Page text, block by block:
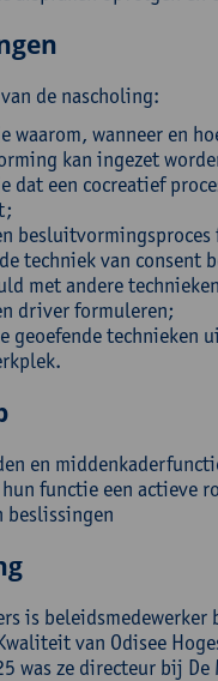
de nascholing:
waarom, wanneer en
kan ingezet
dat een cocreatief
techniek van consent
met andere
driver formuleren;
geoefende technieken
en
functie een actieve
beslissingen
is beleidsmedewerker
van Odisee
was ze directeur bij De